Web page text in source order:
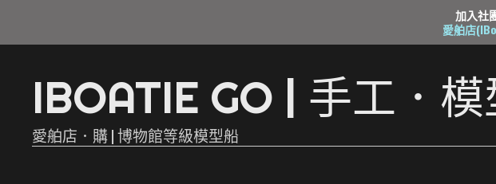
加入社
愛舶店
IBOATIE GO 手工 ． 模
愛舶店．購 | 博物館等級模型船